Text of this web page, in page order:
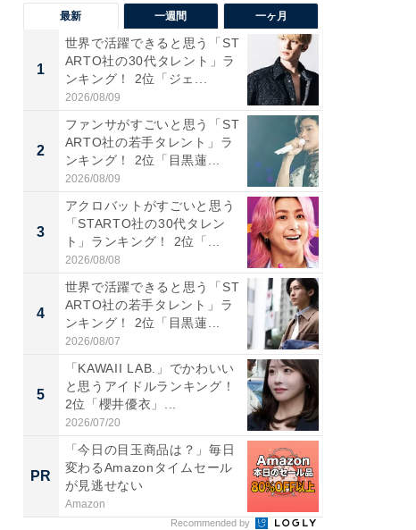
最新 一週間 一ヶ月
1
世界で活躍できると思う「ST
ARTO社の30代タレント」ラ
ンキング！ 2位「ジェ...
2026/08/09
2
ファンサがすごいと思う「ST
ARTO社の若手タレント」ラ
ンキング！ 2位「目黒蓮...
2026/08/09
3
アクロバットがすごいと思う
「STARTO社の30代タレン
ト」ランキング！ 2位「...
2026/08/08
4
世界で活躍できると思う「ST
ARTO社の若手タレント」ラ
ンキング！ 2位「目黒蓮...
2026/08/07
5
「KAWAII LAB.」でかわいい
と思うアイドルランキング！
2位「櫻井優衣」...
2026/07/20
PR
「今日の目玉商品は？」毎日
変わるAmazonタイムセール
が見逃せない
Amazon
Recommended by